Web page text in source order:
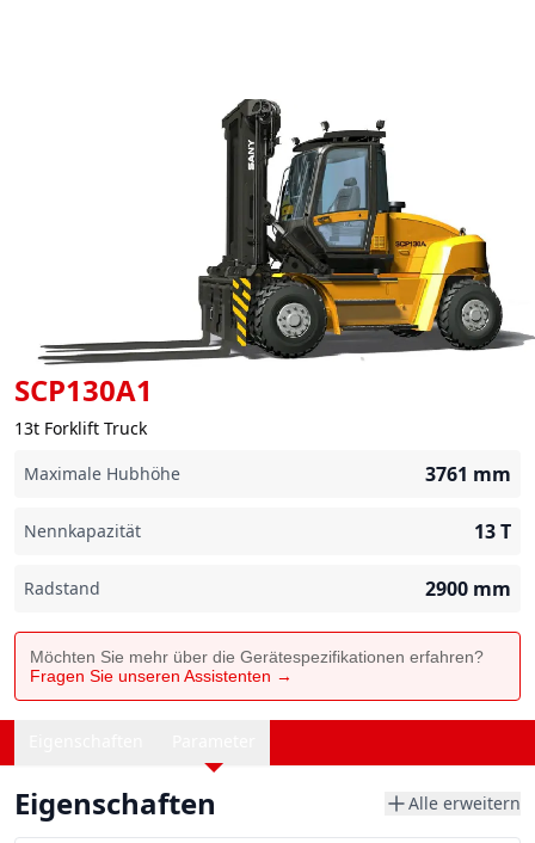
SCP130A1
13t Forklift Truck
Maximale Hubhöhe
3761 mm
Nennkapazität 13T
Radstand 2900 mm
Möchten Sie mehr über die Gerätespezifikationen erfahren?
Fragen Sie unseren Assistenten →
Eigenschaften Alle erweitern